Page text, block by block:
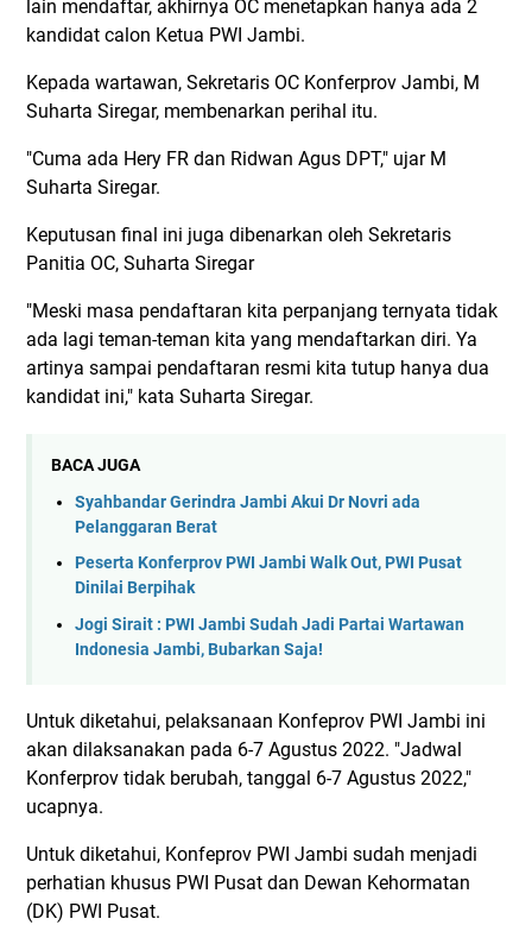
lain mendaftar, akhirnya OC menetapkan hanya ada 2
kandidat calon Ketua PWI Jambi.
Kepada wartawan, Sekretaris OC Konferprov Jambi, M
Suharta Siregar, membenarkan perihal itu.
"Cuma ada Hery FR dan Ridwan Agus DPT," ujar M
Suharta Siregar.
Keputusan final ini juga dibenarkan oleh Sekretaris
Panitia OC, Suharta Siregar
"Meski masa pendaftaran kita perpanjang ternyata tidak
ada lagi teman-teman kita yang mendaftarkan diri. Ya
artinya sampai pendaftaran resmi kita tutup hanya dua
kandidat ini," kata Suharta Siregar.
BACA JUGA
Syahbandar Gerindra Jambi Akui Dr Novri ada
Pelanggaran Berat
Peserta Konferprov PWI Jambi Walk Out, PWI Pusat
Dinilai Berpihak
Jogi Sirait : PWI Jambi Sudah Jadi Partai Wartawan
Indonesia Jambi, Bubarkan Saja!
Untuk diketahui, pelaksanaan Konfeprov PWI Jambi ini
akan dilaksanakan pada 6-7 Agustus 2022. "Jadwal
Konferprov tidak berubah, tanggal 6-7 Agustus 2022,"
ucapnya.
Untuk diketahui, Konfeprov PWI Jambi sudah menjadi
perhatian khusus PWI Pusat dan Dewan Kehormatan
(DK) PWI Pusat.